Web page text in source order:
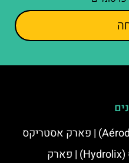
אטרקציה רטובה: הידרוליקס (Hydrolix) | פארק